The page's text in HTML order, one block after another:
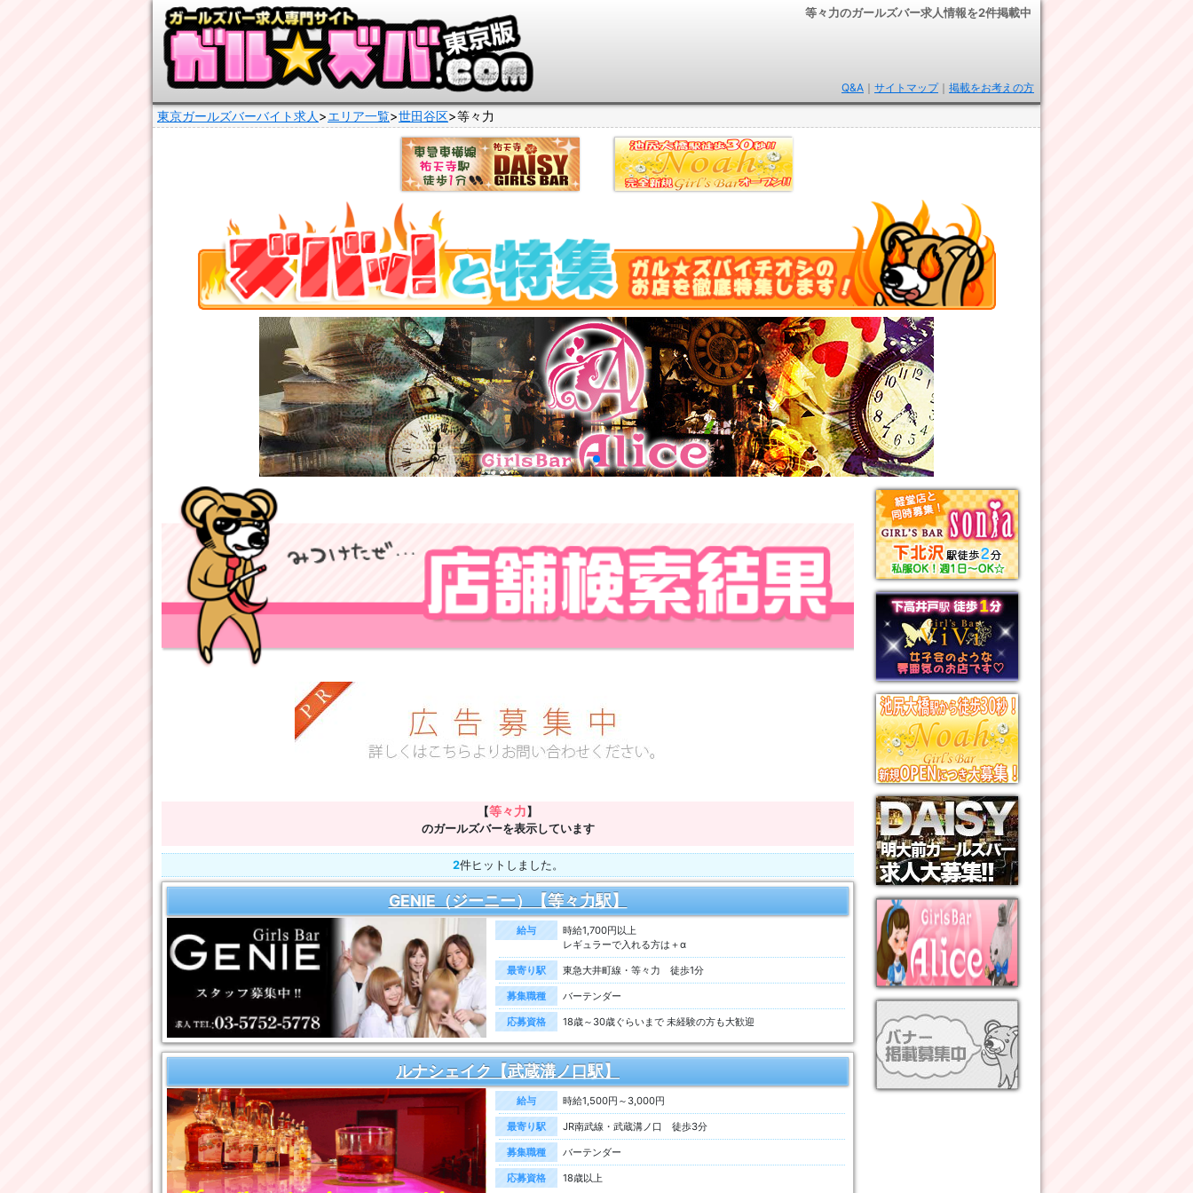
等々力のガールズバー求人情報を2件掲載中
Q&A ｜ サイトマップ｜ 掲載をお考えの方
東京ガールズバーバイト求人 エリア一覧 世田谷区 等々力
【等々力】
のガールズバーを表示しています
2件ヒットしました。
GENIE（ジーニー）【等々力駅】
給与
時給1,700円以上
レギュラーで入れる方は＋α
最寄り駅 東急大井町線・等々力 徒歩1分
募集職種 バーテンダー
応募資格 18歳～30歳ぐらいまで 未経験の方も大歓迎
ルナシェイク【武蔵溝ノ口駅】
給与 時給1,500円～3,000円
最寄り駅 JR南武線・武蔵溝ノ口 徒歩3分
募集職種 バーテンダー
応募資格 18歳以上